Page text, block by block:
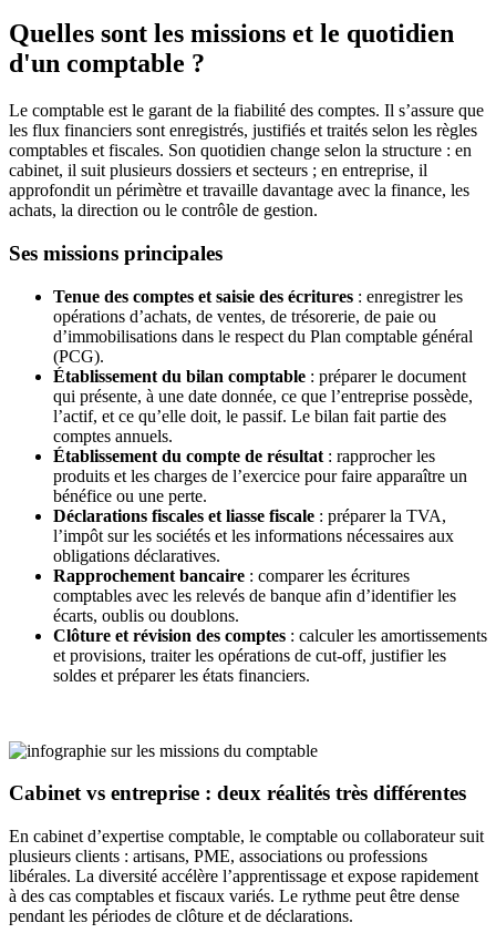
Quelles sont les missions et le quotidien
d'un comptable ?
Le comptable est le garant de la fiabilité des comptes. Il s’assure que
les flux financiers sont enregistrés, justifiés et traités selon les règles
comptables et fiscales. Son quotidien change selon la structure : en
cabinet, il suit plusieurs dossiers et secteurs ; en entreprise, il
approfondit un périmètre et travaille davantage avec la finance, les
achats, la direction ou le contrôle de gestion.
Ses missions principales
Tenue des comptes et saisie des écritures : enregistrer les
opérations d’achats, de ventes, de trésorerie, de paie ou
d’immobilisations dans le respect du Plan comptable général
(PCG).
Établissement du bilan comptable : préparer le document
qui présente, à une date donnée, ce que l’entreprise possède,
l’actif, et ce qu’elle doit, le passif. Le bilan fait partie des
comptes annuels.
Établissement du compte de résultat : rapprocher les
produits et les charges de l’exercice pour faire apparaître un
bénéfice ou une perte.
Déclarations fiscales et liasse fiscale : préparer la TVA,
l’impôt sur les sociétés et les informations nécessaires aux
obligations déclaratives.
Rapprochement bancaire : comparer les écritures
comptables avec les relevés de banque afin d’identifier les
écarts, oublis ou doublons.
Clôture et révision des comptes : calculer les amortissements
et provisions, traiter les opérations de cut-off, justifier les
soldes et préparer les états financiers.
Cabinet vs entreprise : deux réalités très différentes
En cabinet d’expertise comptable, le comptable ou collaborateur suit
plusieurs clients : artisans, PME, associations ou professions
libérales. La diversité accélère l’apprentissage et expose rapidement
à des cas comptables et fiscaux variés. Le rythme peut être dense
pendant les périodes de clôture et de déclarations.